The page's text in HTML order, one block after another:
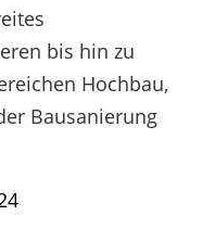
bis hin zu
Hochbau,
Bausanierung